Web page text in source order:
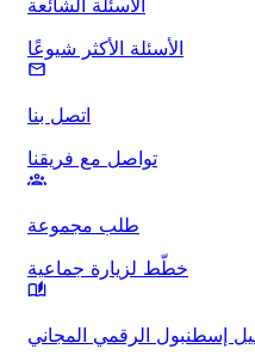
الأسئلة الأكثر شيوعًا
اتصل بنا
تواصل مع فريقنا
طلب مجموعة
خطّط لزيارة جماعية
إسطنبول الرقمي المجاني